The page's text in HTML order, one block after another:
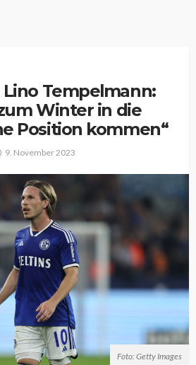
Lino Tempelmann:
Winter in die
Position kommen“
9. November 2023
Foto: Getty Images